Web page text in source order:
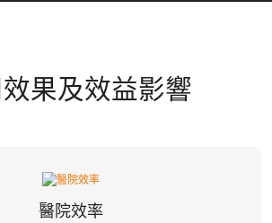
果及效益影響
醫院效率